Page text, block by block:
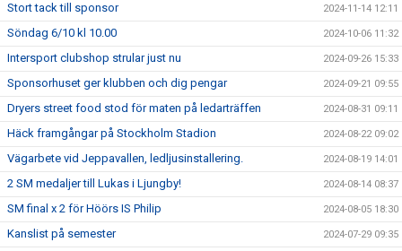
Stort tack till sponsor 2024-11-14 12:11
Söndag 6/10 kl 10.00 2024-10-06 11:32
Intersport clubshop strular just nu 2024-09-26 15:33
Sponsorhuset ger klubben och dig pengar 2024-09-21 09:55
Dryers street food stod för maten på ledarträffen 2024-08-31 09:11
Häck framgångar på Stockholm Stadion 2024-08-22 09:02
Vägarbete vid Jeppavallen, ledljusinstallering. 2024-08-19 14:01
2 SM medaljer till Lukas i Ljungby! 2024-08-14 08:37
SM final x 2 för Höörs IS Philip 2024-08-05 18:30
Kanslist på semester 2024-07-29 09:35